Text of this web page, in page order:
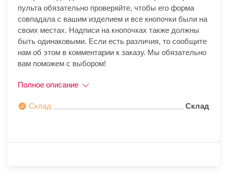
пульта обязательно проверяйте, чтобы его форма
совпадала с вашим изделием и все кнопочки были на
своих местах. Надписи на кнопочках также должны
быть одинаковыми. Если есть различия, то сообщите
нам об этом в комментарии к заказу. Мы обязательно
вам поможем с выбором!
Полное описание
Склад Склад